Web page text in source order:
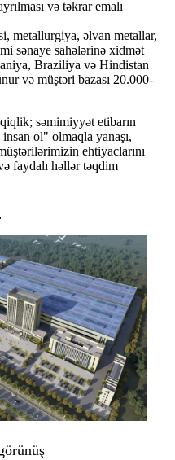
və təkrar emalı
metallurgiya, əlvan metallar,
sənaye sahələrinə xidmət
Braziliya və Hindistan
və müştəri bazası 20.000-
səmimiyyət etibarın
ol" olmaqla yanaşı,
ehtiyaclarını
faydalı həllər təqdim